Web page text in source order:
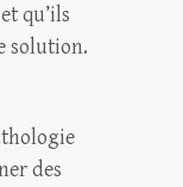
qu’ils
solution.
des